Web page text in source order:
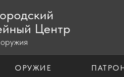
Центр
ОРУЖИЕ